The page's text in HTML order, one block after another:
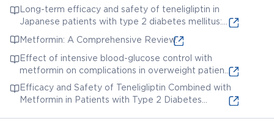
Long-term efficacy and safety of teneligliptin in
Japanese patients with type 2 diabetes mellitus:
study.
Metformin: A Comprehensive Review.
Effect of intensive blood-glucose control with
metformin on complications in overweight patients
with type 2 diabetes (UKPDS 34).
Efficacy and Safety of Teneligliptin Combined with
Metformin in Patients with Type 2 Diabetes